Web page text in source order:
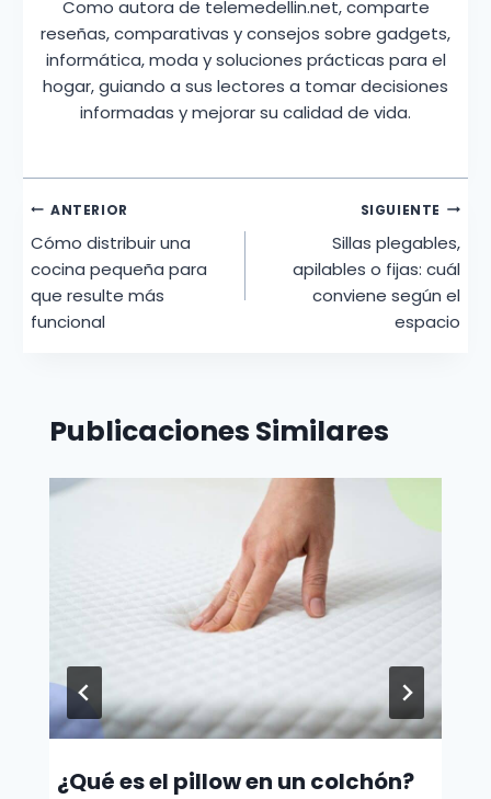
Como autora de telemedellin.net, comparte
reseñas, comparativas y consejos sobre gadgets,
informática, moda y soluciones prácticas para el
hogar, guiando a sus lectores a tomar decisiones
informadas y mejorar su calidad de vida.
Navegación
de
entradas
ANTERIOR
Cómo distribuir una
cocina pequeña para
que resulte más
funcional
SIGUIENTE
Sillas plegables,
apilables o fijas: cuál
conviene según el
espacio
Publicaciones Similares
¿Qué es el pillow en un colchón?